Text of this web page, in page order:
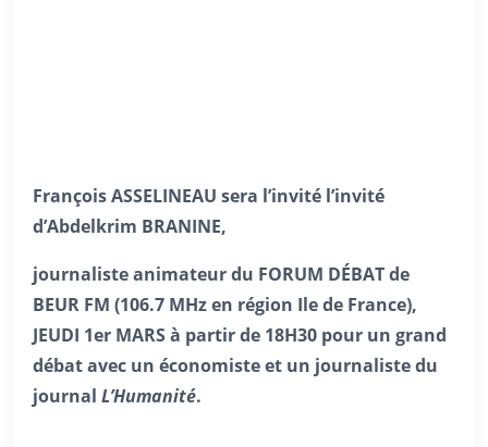
François ASSELINEAU sera l’invité l’invité
d’Abdelkrim BRANINE,
journaliste animateur du FORUM DÉBAT de
BEUR FM (106.7 MHz en région Ile de France),
JEUDI 1er MARS à partir de 18H30 pour un grand
débat avec un économiste et un journaliste du
journal L’Humanité.